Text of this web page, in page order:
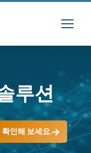
루션
인해 보세요.